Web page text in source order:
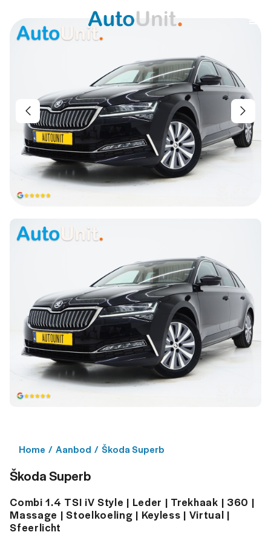
Home / Aanbod / Škoda Superb
Škoda Superb
Combi 1.4 TSI iV Style | Leder | Trekhaak | 360 |
Massage | Stoelkoeling | Keyless | Virtual |
Sfeerlicht